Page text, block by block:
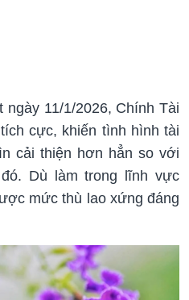
11/1/2026, Chính Tài
cực, khiến tình hình tài
cải thiện hơn hẳn so với
Dù làm trong lĩnh vực
mức thù lao xứng đáng